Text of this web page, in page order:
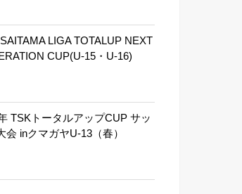
LIGA TOTALUP NEXT
CUP(U-15・U-16)
TSKトータルアップCUP サッ
会 inクマガヤU-13（春）